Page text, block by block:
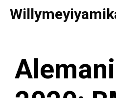
Saltar